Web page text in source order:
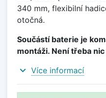
340 mm, flexibilní
otočná.
Součástí baterie je
montáži. Není třeba
expand_more Více informací